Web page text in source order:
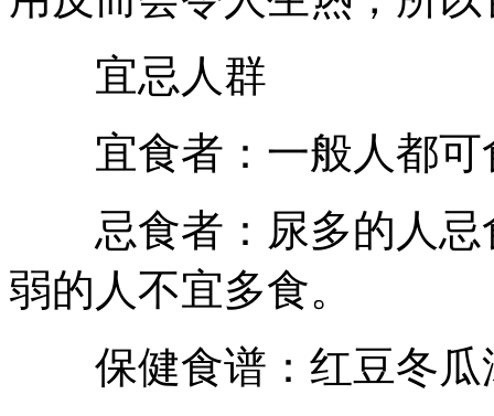
宜忌人群
宜食者：一般人都可
忌食者：尿多的人忌
弱的人不宜多食。
保健食谱：红豆冬瓜